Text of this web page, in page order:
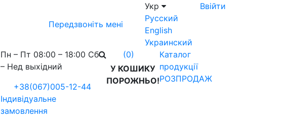
Передзвоніть мені
Укр
Русский
English
Украинский
Ввійти
Пн – Пт 08:00 – 18:00 Сб
– Нед выхідний
+38(067)005-12-44
Індивідуальне
замовлення
(0)
У КОШИКУ
ПОРОЖНЬО!
Каталог
продукції
РОЗПРОДАЖ